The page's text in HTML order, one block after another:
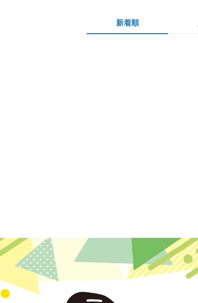
新着順